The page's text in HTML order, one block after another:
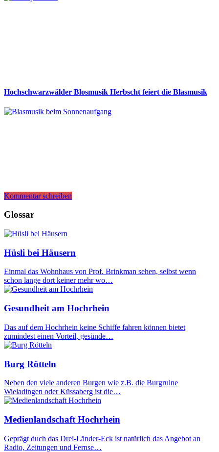
Hochschwarzwälder Blosmusik Herbscht feiert die Blasmusik
Kommentar schreiben
Glossar
Hüsli bei Häusern
Einmal das Wohnhaus von Prof. Brinkman sehen, selbst wenn
schon lange dort keiner mehr wo…
Gesundheit am Hochrhein
Das auf dem Hochrhein keine Schiffe fahren können bietet
zumindest einen Vorteil, gesünde…
Burg Rötteln
Neben den viele anderen Burgen wie z.B. die Burgruine
Wieladingen oder Küssaberg ist die…
Medienlandschaft Hochrhein
Geprägt duch das Drei-Länder-Eck ist natürlich das Angebot an
Radio, Zeitungen und Fernse…